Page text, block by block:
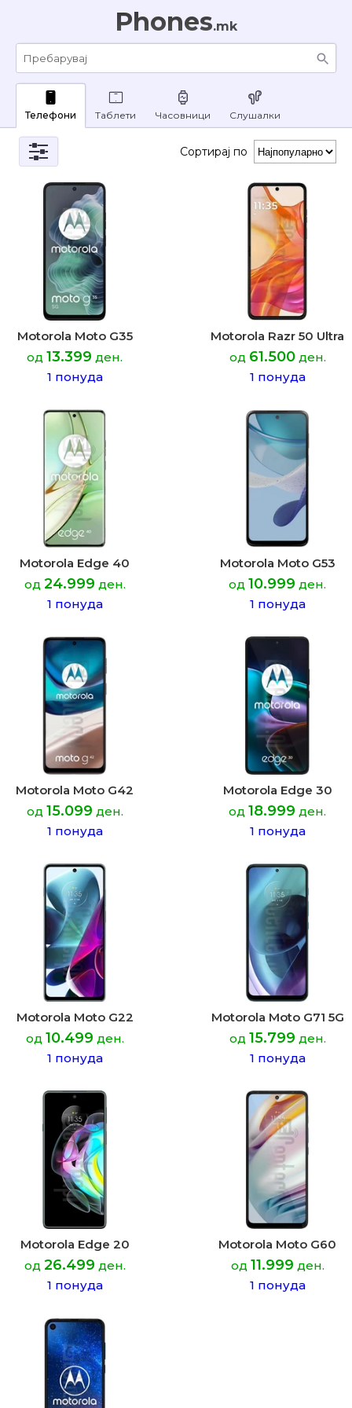
Phones.mk
Телефони Таблети Часовници Слушалки
Сортирај по
Motorola Moto G35
од 13.399 ден.
1 понуда
Motorola Razr 50 Ultra
од 61.500 ден.
1 понуда
Motorola Edge 40
од 24.999 ден.
1 понуда
Motorola Moto G53
од 10.999 ден.
1 понуда
Motorola Moto G42
од 15.099 ден.
1 понуда
Motorola Edge 30
од 18.999 ден.
1 понуда
Motorola Moto G22
од 10.499 ден.
1 понуда
Motorola Moto G71 5G
од 15.799 ден.
1 понуда
Motorola Edge 20
од 26.499 ден.
1 понуда
Motorola Moto G60
од 11.999 ден.
1 понуда